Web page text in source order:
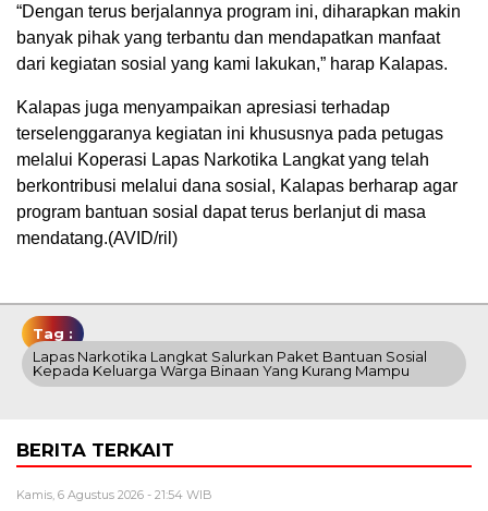
“Dengan terus berjalannya program ini, diharapkan makin
banyak pihak yang terbantu dan mendapatkan manfaat
dari kegiatan sosial yang kami lakukan,” harap Kalapas.
Kalapas juga menyampaikan apresiasi terhadap
terselenggaranya kegiatan ini khususnya pada petugas
melalui Koperasi Lapas Narkotika Langkat yang telah
berkontribusi melalui dana sosial, Kalapas berharap agar
program bantuan sosial dapat terus berlanjut di masa
mendatang.(AVID/ril)
Tag :
Lapas Narkotika Langkat Salurkan Paket Bantuan Sosial
Kepada Keluarga Warga Binaan Yang Kurang Mampu
BERITA TERKAIT
Kamis, 6 Agustus 2026 - 21:54 WIB